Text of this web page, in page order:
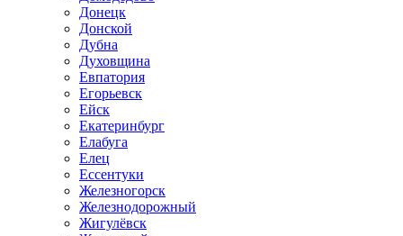
Донецк
Донской
Дубна
Духовщина
Евпатория
Егорьевск
Ейск
Екатеринбург
Елабуга
Елец
Ессентуки
Железногорск
Железнодорожный
Жигулёвск